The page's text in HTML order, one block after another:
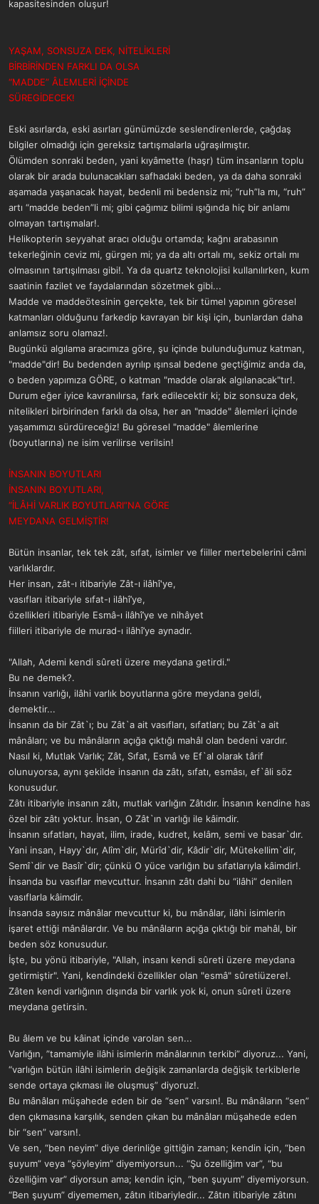
kapasitesinden oluşur!
YAŞAM, SONSUZA DEK, NİTELİKLERİ
BİRBİRİNDEN FARKLI DA OLSA
“MADDE” ÂLEMLERİ İÇİNDE
SÜREGİDECEK!
Eski asırlarda, eski asırları günümüzde seslendirenlerde, çağdaş
bilgiler olmadığı için gereksiz tartışmalarla uğraşılmıştır.
Ölümden sonraki beden, yani kıyâmette (haşr) tüm insanların toplu
olarak bir arada bulunacakları safhadaki beden, ya da daha sonraki
aşamada yaşanacak hayat, bedenli mi bedensiz mi; “ruh”la mı, “ruh”
artı “madde beden”li mi; gibi çağımız bilimi ışığında hiç bir anlamı
olmayan tartışmalar!.
Helikopterin seyyahat aracı olduğu ortamda; kağnı arabasının
tekerleğinin ceviz mi, gürgen mi; ya da altı ortalı mı, sekiz ortalı mı
olmasının tartışılması gibi!. Ya da quartz teknolojisi kullanılırken, kum
saatinin fazilet ve faydalarından sözetmek gibi...
Madde ve maddeötesinin gerçekte, tek bir tümel yapının göresel
katmanları olduğunu farkedip kavrayan bir kişi için, bunlardan daha
anlamsız soru olamaz!.
Bugünkü algılama aracımıza göre, şu içinde bulunduğumuz katman,
"madde"dir! Bu bedenden ayrılıp ışınsal bedene geçtiğimiz anda da,
o beden yapımıza GÖRE, o katman "madde olarak algılanacak"tır!.
Durum eğer iyice kavranılırsa, fark edilecektir ki; biz sonsuza dek,
nitelikleri birbirinden farklı da olsa, her an "madde" âlemleri içinde
yaşamımızı sürdüreceğiz! Bu göresel "madde" âlemlerine
(boyutlarına) ne isim verilirse verilsin!
İNSANIN BOYUTLARI
İNSANIN BOYUTLARI,
“İLÂHİ VARLIK BOYUTLARI”NA GÖRE
MEYDANA GELMİŞTİR!
Bütün insanlar, tek tek zât, sıfat, isimler ve fiiller mertebelerini câmi
varlıklardır.
Her insan, zât-ı itibariyle Zât-ı ilâhî'ye,
vasıfları itibariyle sıfat-ı ilâhî’ye,
özellikleri itibariyle Esmâ-ı ilâhî’ye ve nihâyet
fiilleri itibariyle de murad-ı ilâhî’ye aynadır.
"Allah, Ademi kendi sûreti üzere meydana getirdi."
Bu ne demek?.
İnsanın varlığı, ilâhi varlık boyutlarına göre meydana geldi,
demektir...
İnsanın da bir Zât`ı; bu Zât`a ait vasıfları, sıfatları; bu Zât`a ait
mânâları; ve bu mânâların açığa çıktığı mahâl olan bedeni vardır.
Nasıl ki, Mutlak Varlık; Zât, Sıfat, Esmâ ve Ef`al olarak târif
olunuyorsa, aynı şekilde insanın da zâtı, sıfatı, esmâsı, ef`âli söz
konusudur.
Zâtı itibariyle insanın zâtı, mutlak varlığın Zâtıdır. İnsanın kendine has
özel bir zâtı yoktur. İnsan, O Zât`ın varlığı ile kâimdir.
İnsanın sıfatları, hayat, ilim, irade, kudret, kelâm, semi ve basar`dır.
Yani insan, Hayy`dır, Alîm`dir, Mürîd`dir, Kâdir`dir, Mütekellim`dir,
Semî`dir ve Basîr`dir; çünkü O yüce varlığın bu sıfatlarıyla kâimdir!.
İnsanda bu vasıflar mevcuttur. İnsanın zâtı dahi bu “ilâhi” denilen
vasıflarla kâimdir.
İnsanda sayısız mânâlar mevcuttur ki, bu mânâlar, ilâhi isimlerin
işaret ettiği mânâlardır. Ve bu mânâların açığa çıktığı bir mahâl, bir
beden söz konusudur.
İşte, bu yönü itibariyle, "Allah, insanı kendi sûreti üzere meydana
getirmiştir". Yani, kendindeki özellikler olan "esmâ" sûretiüzere!.
Zâten kendi varlığının dışında bir varlık yok ki, onun sûreti üzere
meydana getirsin.
Bu âlem ve bu kâinat içinde varolan sen...
Varlığın, ”tamamiyle ilâhi isimlerin mânâlarının terkibi” diyoruz... Yani,
“varlığın bütün ilâhi isimlerin değişik zamanlarda değişik terkiblerle
sende ortaya çıkması ile oluşmuş” diyoruz!.
Bu mânâları müşahede eden bir de “sen” varsın!. Bu mânâların “sen”
den çıkmasına karşılık, senden çıkan bu mânâları müşahede eden
bir “sen” varsın!.
Ve sen, “ben neyim” diye derinliğe gittiğin zaman; kendin için, “ben
şuyum” veya “şöyleyim” diyemiyorsun... “Şu özelliğim var”, “bu
özelliğim var” diyorsun ama; kendin için, “ben şuyum” diyemiyorsun.
“Ben şuyum” diyememen, zâtın itibariyledir... Zâtın itibariyle zâtını